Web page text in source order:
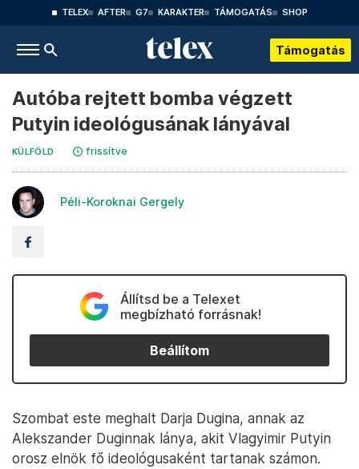
TELEX AFTER G7 KARAKTER TÁMOGATÁS SHOP
Támogatás
Autóba rejtett bomba végzett
Putyin ideológusának lányával
KÜLFÖLD frissítve
Péli-Koroknai Gergely
Állítsd be a Telexet
megbízható forrásnak!
Beállítom
Szombat este meghalt Darja Dugina, annak az
Alekszander Duginnak lánya, akit Vlagyimir Putyin
orosz elnök fő ideológusaként tartanak számon.